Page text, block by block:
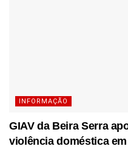
INFORMAÇÃO
GIAV da Beira Serra
violência doméstica